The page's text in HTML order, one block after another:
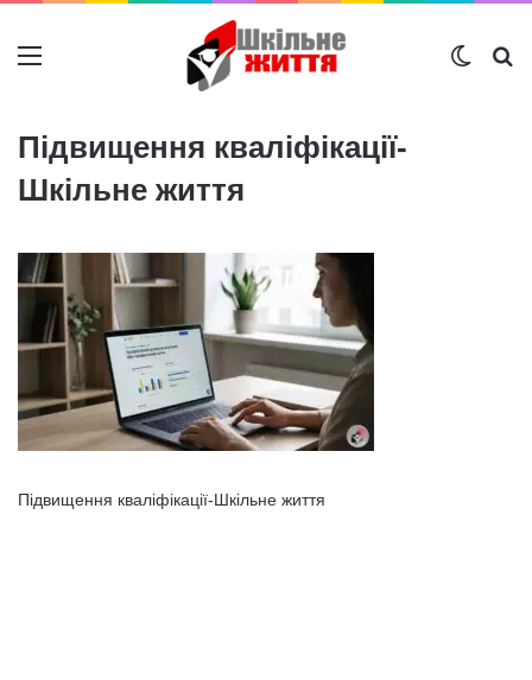
Меню
Підвищення кваліфікації-
Шкільне життя
Підвищення кваліфікації-Шкільне життя